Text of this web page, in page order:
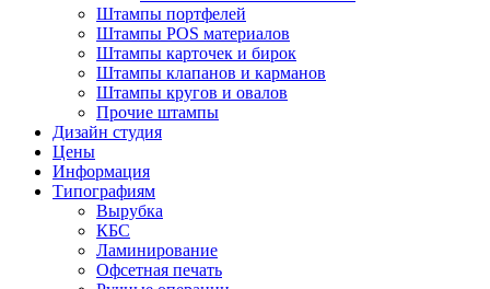
Штампы портфелей
Штампы POS материалов
Штампы карточек и бирок
Штампы клапанов и карманов
Штампы кругов и овалов
Прочие штампы
Дизайн студия
Цены
Информация
Типографиям
Вырубка
КБС
Ламинирование
Офсетная печать